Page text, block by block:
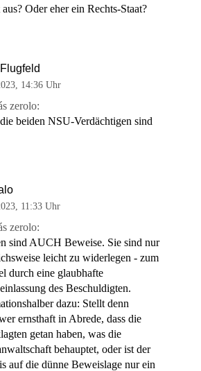
aus? Oder eher ein Rechts-Staat?
14:36 Uhr
zerolo:
beiden NSU-Verdächtigen sind
11:33 Uhr
zerolo:
sind AUCH Beweise. Sie sind nur
leicht zu widerlegen - zum
durch eine glaubhafte
des Beschuldigten.
dazu: Stellt denn
ernsthaft in Abrede, dass die
getan haben, was die
behauptet, oder ist der
auf die dünne Beweislage nur ein